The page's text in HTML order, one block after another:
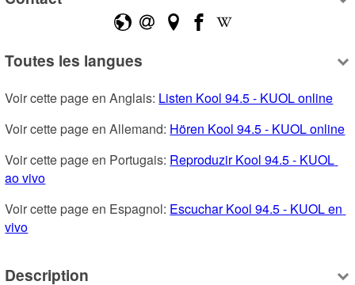
Toutes les langues
Voir cette page en Anglais: Listen Kool 94.5 - KUOL online
Voir cette page en Allemand: Hören Kool 94.5 - KUOL online
Voir cette page en Portugais: Reproduzir Kool 94.5 - KUOL
ao vivo
Voir cette page en Espagnol: Escuchar Kool 94.5 - KUOL en
vivo
Description